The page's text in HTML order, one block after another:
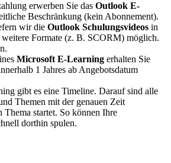
erwerben Sie das Outlook E-
Beschränkung (kein Abonnement).
wir die Outlook Schulungsvideos in
Formate (z. B. SCORM) möglich.
Microsoft E-Learning erhalten Sie
1 Jahres ab Angebotsdatum
gibt es eine Timeline. Darauf sind alle
Themen mit der genauen Zeit
Thema startet. So können Ihre
dorthin spulen.